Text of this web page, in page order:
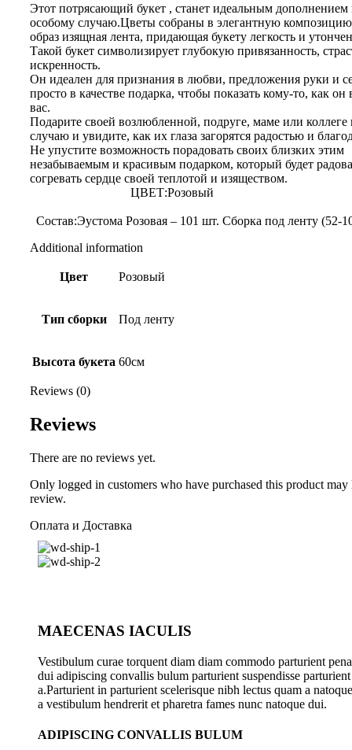
Этот потрясающий букет , станет идеальным
особому случаю.Цветы собраны в элегантную
образ изящная лента, придающая букету легкость и
Такой букет символизирует глубокую привязанность,
искренность.
Он идеален для признания в любви, предложения руки и
просто в качестве подарка, чтобы показать кому-то, как он
вас.
Подарите своей возлюбленной, подруге, маме или коллеге
случаю и увидите, как их глаза загорятся радостью и
Не упустите возможность порадовать своих близких этим
незабываемым и красивым подарком, который будет
согревать сердце своей теплотой и
Состав:Эустома Розовая – 101 шт. Сборка под ленту (52-
Additional information
Цвет Розовый
Тип сборки Под ленту
Высота букета 60см
Reviews (0)
Reviews
There are no reviews yet.
Only logged in customers who have purchased this product may
review.
Оплата и Доставка
MAECENAS IACULIS
Vestibulum curae torquent diam diam commodo parturient
dui adipiscing convallis bulum parturient suspendisse parturient
a.Parturient in parturient scelerisque nibh lectus quam a
a vestibulum hendrerit et pharetra fames nunc natoque dui.
ADIPISCING CONVALLIS BULUM